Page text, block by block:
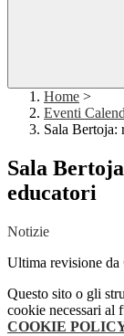
Home >
Eventi
Sala Bertoja:
Sala
educatori
Notizie
Ultima revisione da
Questo sito o gli
cookie necessari al
COOKIE